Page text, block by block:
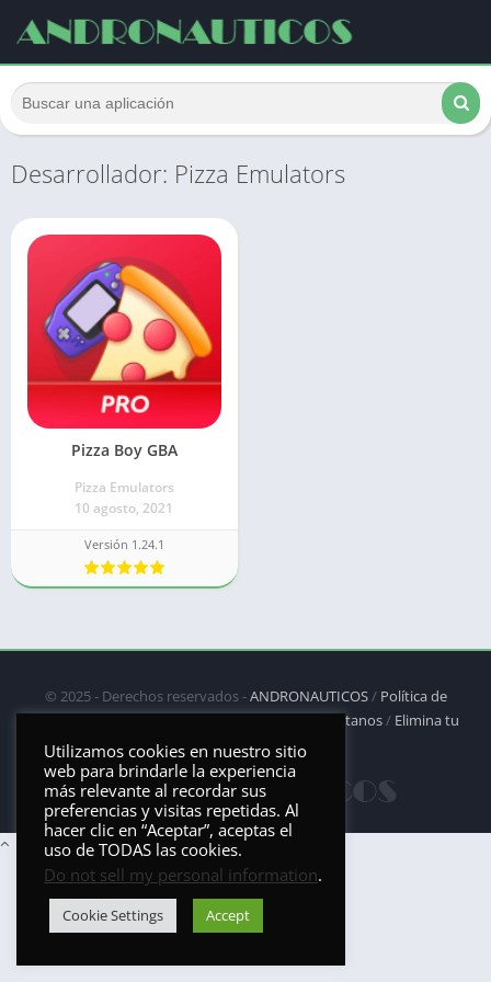
Desarrollador: Pizza Emulators
Pizza Boy GBA
Pizza Emulators
10 agosto, 2021
Versión 1.24.1
© 2025 - Derechos reservados -ANDRONAUTICOS/ Política de
privacidad/Política de Cookies/DMCA/Contáctanos/ Elimina tu
aplicación
Utilizamos cookies en nuestro sitio
web para brindarle la experiencia
más relevante al recordar sus
preferencias y visitas repetidas. Al
hacer clic en “Aceptar”, aceptas el
uso de TODAS las cookies.
Do not sell my personal information.
Cookie Settings Accept